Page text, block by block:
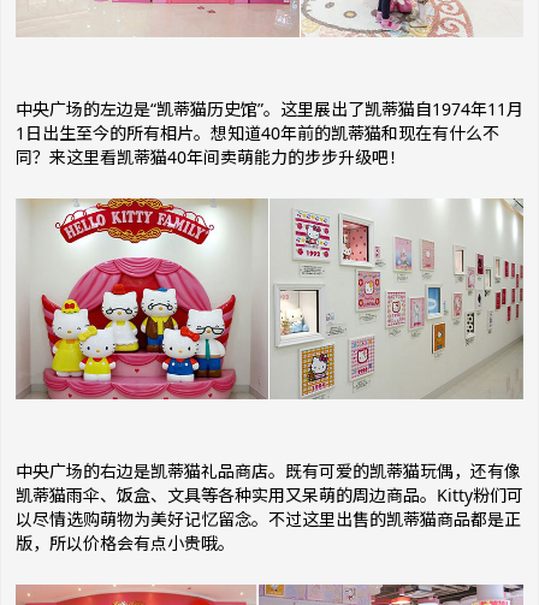
中央广场的左边是“凯蒂猫历史馆”。这里展出了凯蒂猫自1974年11月
1日出生至今的所有相片。想知道40年前的凯蒂猫和现在有什么不
同？来这里看凯蒂猫40年间卖萌能力的步步升级吧！
中央广场的右边是凯蒂猫礼品商店。既有可爱的凯蒂猫玩偶，还有像
凯蒂猫雨伞、饭盒、文具等各种实用又呆萌的周边商品。Kitty粉们可
以尽情选购萌物为美好记忆留念。不过这里出售的凯蒂猫商品都是正
版，所以价格会有点小贵哦。